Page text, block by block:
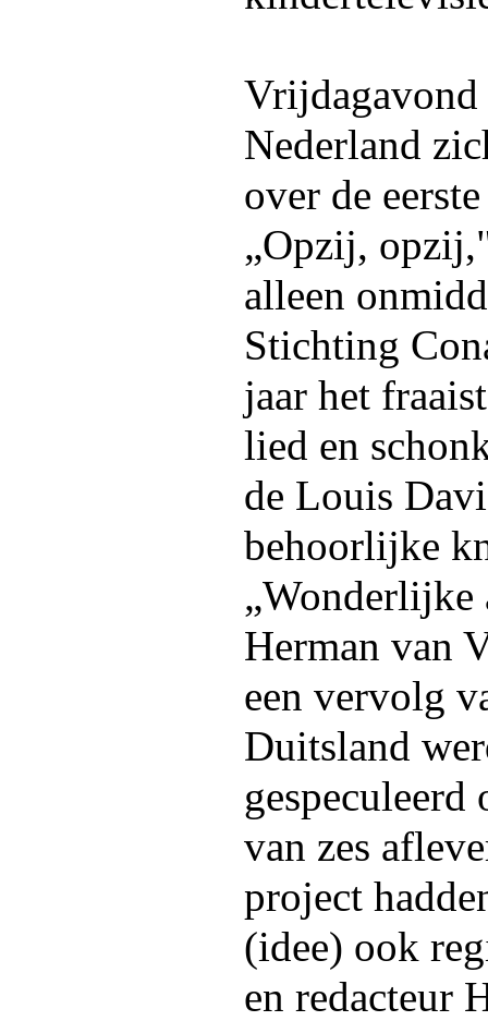
Nederland
over de
„Opzij,
alleen
Stichting
jaar het
lied en
de Louis
behoorlijke
„Wonderlijke
Herman van
een vervolg
Duitsland
gespeculeerd
van zes
project
(idee) ook
en redacteur